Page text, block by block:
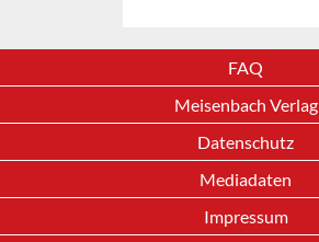
FAQ
Meisenbach Verlag
Datenschutz
Mediadaten
Impressum